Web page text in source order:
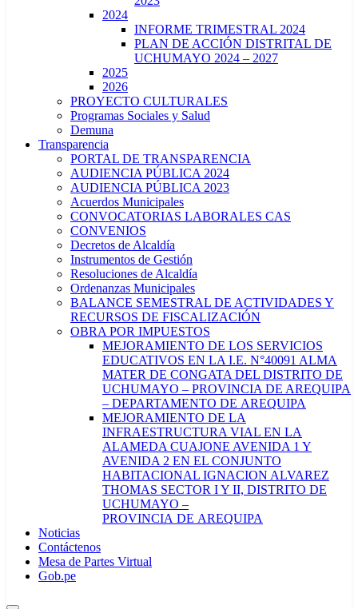
2024
INFORME TRIMESTRAL 2024
PLAN DE ACCIÓN DISTRITAL DE
UCHUMAYO 2024 – 2027
2025
2026
PROYECTO CULTURALES
Programas Sociales y Salud
Demuna
Transparencia
PORTAL DE TRANSPARENCIA
AUDIENCIA PÚBLICA 2024
AUDIENCIA PÚBLICA 2023
Acuerdos Municipales
CONVOCATORIAS LABORALES CAS
CONVENIOS
Decretos de Alcaldía
Instrumentos de Gestión
Resoluciones de Alcaldía
Ordenanzas Municipales
BALANCE SEMESTRAL DE ACTIVIDADES Y
RECURSOS DE FISCALIZACIÓN
OBRA POR IMPUESTOS
MEJORAMIENTO DE LOS SERVICIOS
EDUCATIVOS EN LA I.E. N°40091 ALMA
MATER DE CONGATA DEL DISTRITO DE
UCHUMAYO – PROVINCIA DE AREQUIPA
– DEPARTAMENTO DE AREQUIPA
MEJORAMIENTO DE LA
INFRAESTRUCTURA VIAL EN LA
ALAMEDA CUAJONE AVENIDA 1 Y
AVENIDA 2 EN EL CONJUNTO
HABITACIONAL IGNACION ALVAREZ
THOMAS SECTOR I Y II, DISTRITO DE
UCHUMAYO –
PROVINCIA DE AREQUIPA
Noticias
Contáctenos
Mesa de Partes Virtual
Gob.pe